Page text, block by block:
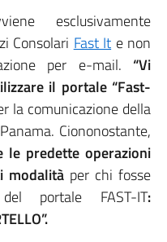
esclusivamente
Consolari Fast It e non
per e-mail. “Vi
il portale “Fast-
la comunicazione della
Ciononostante,
le predette operazioni
modalità per chi fosse
portale FAST-IT: